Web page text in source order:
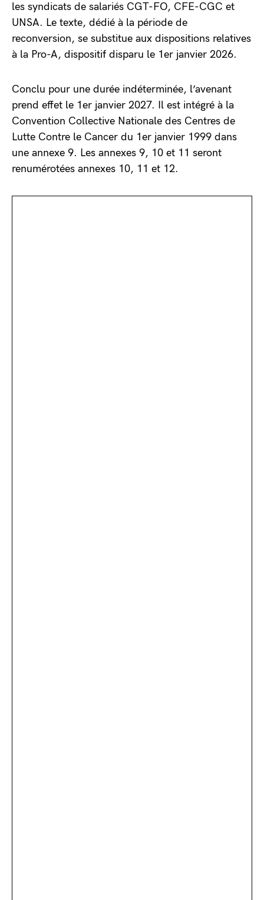
les syndicats de salariés CGT-FO, CFE-CGC et
UNSA. Le texte, dédié à la période de
reconversion, se substitue aux dispositions relatives
à la Pro-A, dispositif disparu le 1er janvier 2026.
Conclu pour une durée indéterminée, l’avenant
prend effet le 1er janvier 2027. Il est intégré à la
Convention Collective Nationale des Centres de
Lutte Contre le Cancer du 1er janvier 1999 dans
une annexe 9. Les annexes 9, 10 et 11 seront
renumérotées annexes 10, 11 et 12.